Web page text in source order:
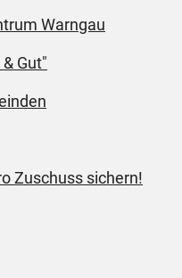
Warngau
Gut"
Zuschuss sichern!